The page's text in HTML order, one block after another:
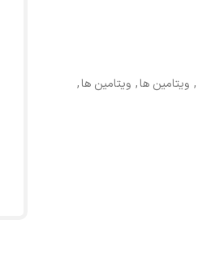
, ویتامین ها, ویتامین ها,